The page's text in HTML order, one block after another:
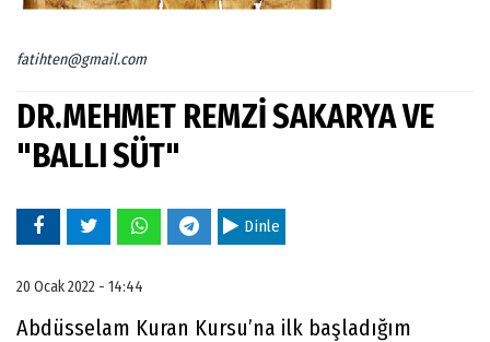
fatihten@gmail.com
DR.MEHMET REMZİ SAKARYA VE
"BALLI SÜT"
Dinle
20 Ocak 2022 - 14:44
Abdüsselam Kuran Kursu’na ilk başladığım